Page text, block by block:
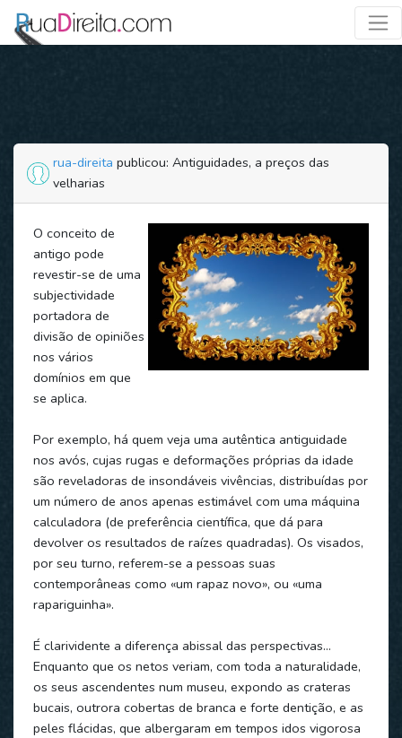
rua-direita publicou: Antiguidades, a preços das
velharias
O conceito de
antigo pode
revestir-se de uma
subjectividade
portadora de
divisão de opiniões
nos vários
domínios em que
se aplica.
Por exemplo, há quem veja uma autêntica antiguidade
nos avós, cujas rugas e deformações próprias da idade
são reveladoras de insondáveis vivências, distribuídas por
um número de anos apenas estimável com uma máquina
calculadora (de preferência científica, que dá para
devolver os resultados de raízes quadradas). Os visados,
por seu turno, referem-se a pessoas suas
contemporâneas como «um rapaz novo», ou «uma
rapariguinha».
É clarividente a diferença abissal das perspectivas…
Enquanto que os netos veriam, com toda a naturalidade,
os seus ascendentes num museu, expondo as crateras
bucais, outrora cobertas de branca e forte dentição, e as
peles flácidas, que albergaram em tempos idos vigorosa